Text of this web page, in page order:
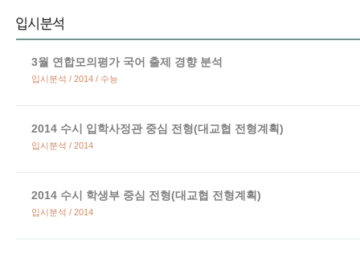
3월 연합모의평가 국어 출제 경향 분석
입시분석 / 2014 / 수능
2014 수시 입학사정관 중심 전형(대교협 전형계획)
입시분석 / 2014
2014 수시 학생부 중심 전형(대교협 전형계획)
입시분석 / 2014